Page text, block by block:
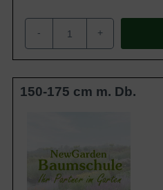
- +
150-175 cm m. Db.